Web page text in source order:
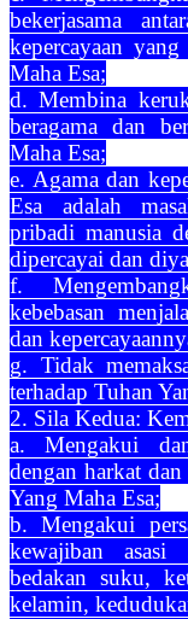
bekerjasama
kepercayaan
Maha Esa;
d. Membina
beragama dan
Maha Esa;
e. Agama dan
Esa adalah
pribadi manusia
dipercayai dan
f.
kebebasan
dan
g. Tidak
terhadap Tuhan
2. Sila Kedua:
a. Mengakui
dengan harkat
Yang Maha Esa;
b. Mengakui
kewajiban asasi
bedakan suku,
kelamin,